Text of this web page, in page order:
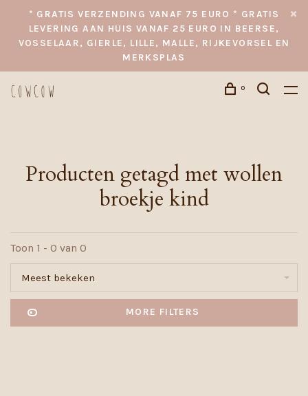
* GRATIS VERZENDING VANAF 75 EURO * GRATIS
LEVERING AAN HUIS VANAF 25 EURO IN BEERSE,
VOSSELAAR, GIERLE, LILLE, MALLE, RIJKEVORSEL EN
MERKSPLAS
0
Producten getagd met wollen
broekje kind
Toon 1 - 0 van 0
Meest bekeken
MORE FILTERS